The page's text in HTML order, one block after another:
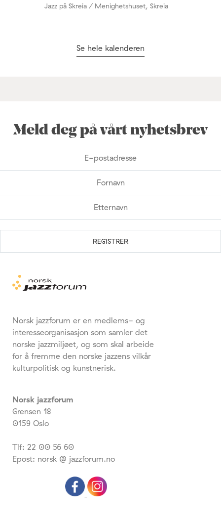
Jazz på Skreia / Menighetshuset, Skreia
Se hele kalenderen
Meld deg på vårt nyhetsbrev
Norsk jazzforum er en medlems- og
interesseorganisasjon som samler det
norske jazzmiljøet, og som skal arbeide
for å fremme den norske jazzens vilkår
kulturpolitisk og kunstnerisk.
Norsk jazzforum
Grensen 18
0159 Oslo
Tlf: 22 00 56 60
Epost: norsk @ jazzforum.no